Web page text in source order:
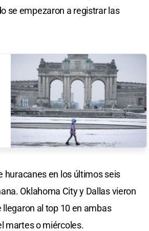
se empezaron a registrar las
huracanes en los últimos seis
Oklahoma City y Dallas vieron
al top 10 en ambas
martes o miércoles.